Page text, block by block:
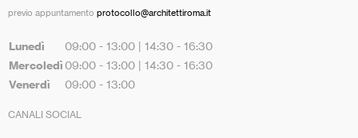
previo appuntamento protocollo@architettiroma.it
Lunedì 09:00 - 13:00 | 14:30 - 16:30
Mercoledì 09:00 - 13:00 | 14:30 - 16:30
Venerdì 09:00 - 13:00
CANALI SOCIAL